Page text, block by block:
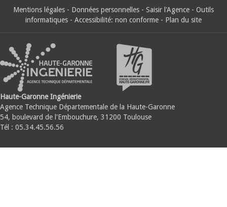
Mentions légales - Données personnelles - Saisir l'Agence - Outils
informatiques - Accessibilité: non conforme - Plan du site
Haute-Garonne Ingénierie
Agence Technique Départementale de la Haute-Garonne
54, boulevard de l'Embouchure, 31200 Toulouse
Tél : 05.34.45.56.56